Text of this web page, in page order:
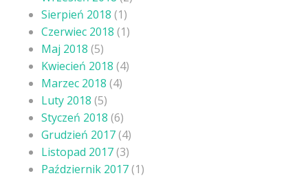
Sierpień 2018 (1)
Czerwiec 2018 (1)
Maj 2018 (5)
Kwiecień 2018 (4)
Marzec 2018 (4)
Luty 2018 (5)
Styczeń 2018 (6)
Grudzień 2017(4)
Listopad 2017(3)
Październik 2017(1)